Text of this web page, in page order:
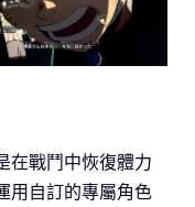
在戰鬥中恢復體力
用自訂的專屬角色